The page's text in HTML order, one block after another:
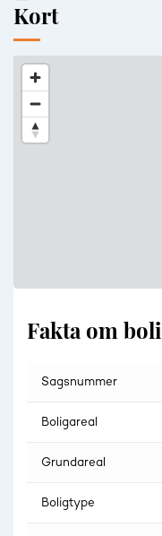
Kort
Fakta om
Sagsnummer
Boligareal
Grundareal
Boligtype